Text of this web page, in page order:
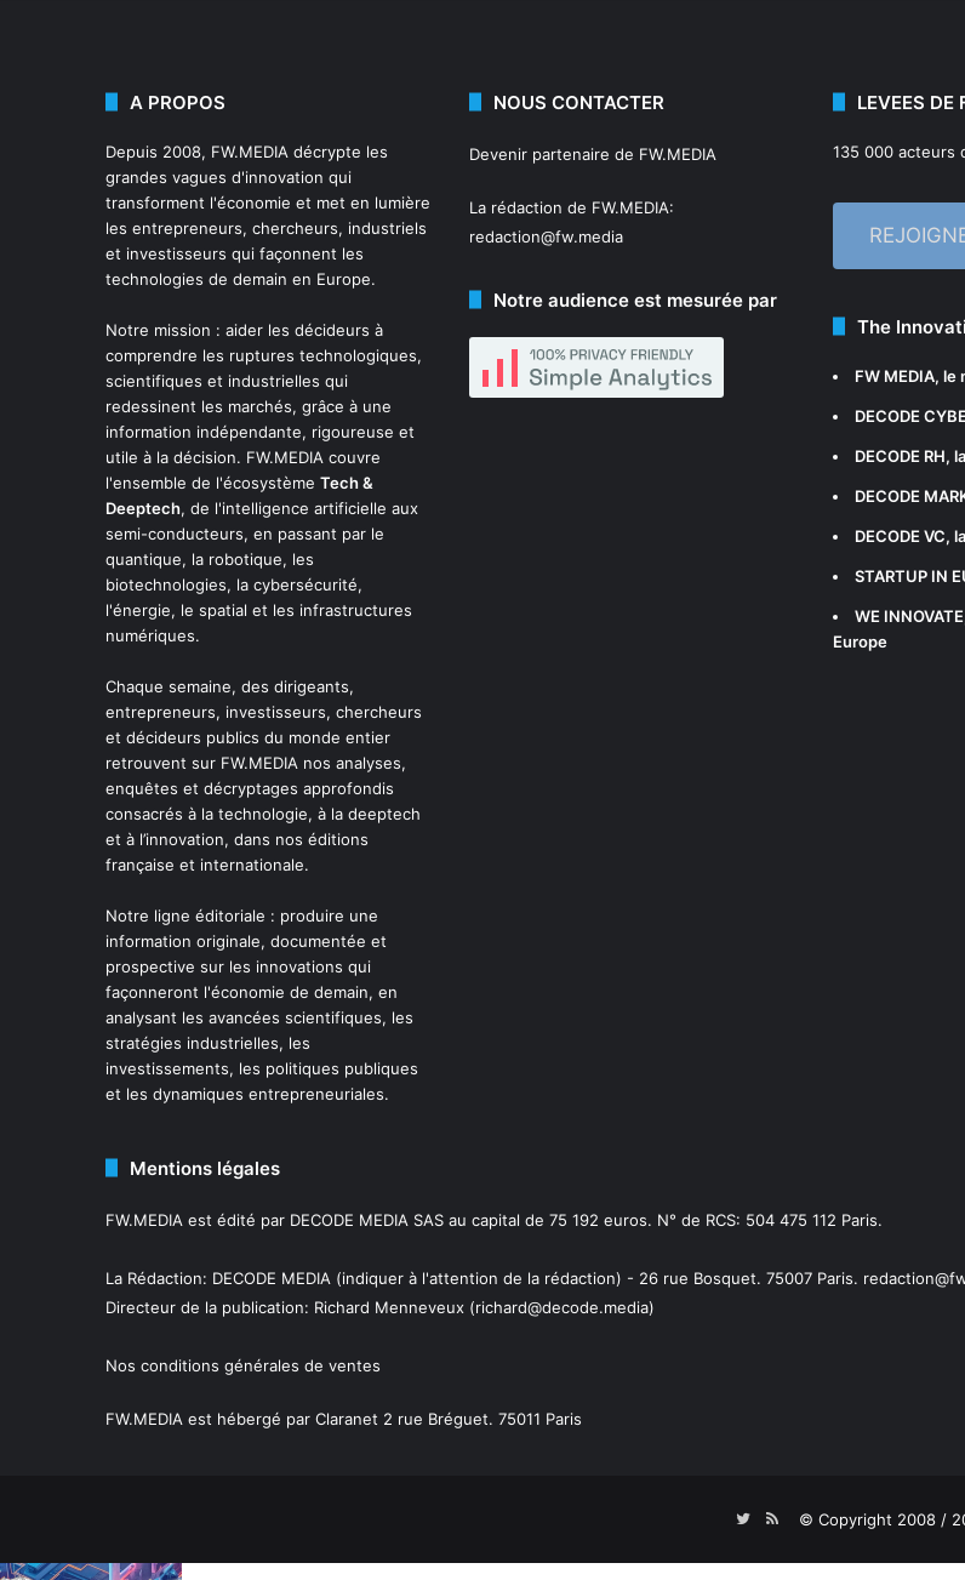
A PROPOS
Depuis 2008, FW.MEDIA décrypte les
grandes vagues d'innovation qui
transforment l'économie et met en lumière
les entrepreneurs, chercheurs, industriels
et investisseurs qui façonnent les
technologies de demain en Europe.
Notre mission : aider les décideurs à
comprendre les ruptures technologiques,
scientifiques et industrielles qui
redessinent les marchés, grâce à une
information indépendante, rigoureuse et
utile à la décision. FW.MEDIA couvre
l'ensemble de l'écosystème Tech &
Deeptech, de l'intelligence artificielle aux
semi-conducteurs, en passant par le
quantique, la robotique, les
biotechnologies, la cybersécurité,
l'énergie, le spatial et les infrastructures
numériques.
Chaque semaine, des dirigeants,
entrepreneurs, investisseurs, chercheurs
et décideurs publics du monde entier
retrouvent sur FW.MEDIA nos analyses,
enquêtes et décryptages approfondis
consacrés à la technologie, à la deeptech
et à l’innovation, dans nos éditions
française et internationale.
Notre ligne éditoriale : produire une
information originale, documentée et
prospective sur les innovations qui
façonneront l'économie de demain, en
analysant les avancées scientifiques, les
stratégies industrielles, les
investissements, les politiques publiques
et les dynamiques entrepreneuriales.
NOUS CONTACTER
Devenir partenaire de FW.MEDIA
La rédaction de FW.MEDIA:
redaction@fw.media
Notre audience est mesurée par
LEVEES DE
135 000 acteurs
The
FW MEDIA, le
DECODE
DECODE RH,
DECODE
DECODE VC,
STARTUP IN
WE INNOVATE
Europe
Mentions légales
FW.MEDIA est édité par DECODE MEDIA SAS au capital de 75 192 euros. N° de RCS: 504 475 112 Paris.
La Rédaction: DECODE MEDIA (indiquer à l'attention de la rédaction) - 26 rue Bosquet. 75007 Paris.
Directeur de la publication: Richard Menneveux (richard@decode.media)
Nos conditions générales de ventes
FW.MEDIA est hébergé par Claranet 2 rue Bréguet. 75011 Paris
© Copyright 2008 /
Twitter
RSS